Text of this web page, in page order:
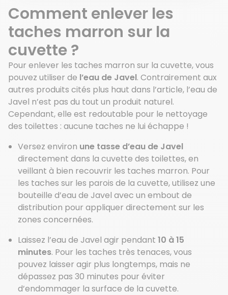
Comment enlever les
taches marron sur la
cuvette ?
Pour enlever les taches marron sur la cuvette, vous
pouvez utiliser de l’eau de Javel. Contrairement aux
autres produits cités plus haut dans l’article, l’eau de
Javel n’est pas du tout un produit naturel.
Cependant, elle est redoutable pour le nettoyage
des toilettes : aucune taches ne lui échappe !
Versez environ une tasse d’eau de Javel
directement dans la cuvette des toilettes, en
veillant à bien recouvrir les taches marron. Pour
les taches sur les parois de la cuvette, utilisez une
bouteille d’eau de Javel avec un embout de
distribution pour appliquer directement sur les
zones concernées.
Laissez l’eau de Javel agir pendant10 à 15
minutes. Pour les taches très tenaces, vous
pouvez laisser agir plus longtemps, mais ne
dépassez pas 30 minutes pour éviter
d’endommager la surface de la cuvette.